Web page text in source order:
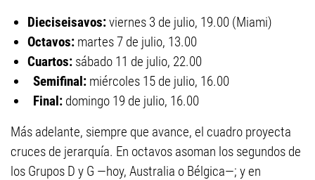
Dieciseisavos:viernes 3 de julio, 19.00 (Miami)
Octavos: martes 7 de julio, 13.00
Cuartos: sábado 11 de julio, 22.00
Semifinal: miércoles 15 de julio, 16.00
Final: domingo 19 de julio, 16.00
Más adelante, siempre que avance, el cuadro proyecta
cruces de jerarquía. En octavos asoman los segundos de
los Grupos D y G —hoy, Australia o Bélgica—; y en